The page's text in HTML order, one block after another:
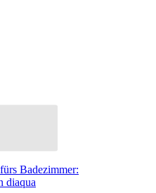
Badezimmer:
diaqua